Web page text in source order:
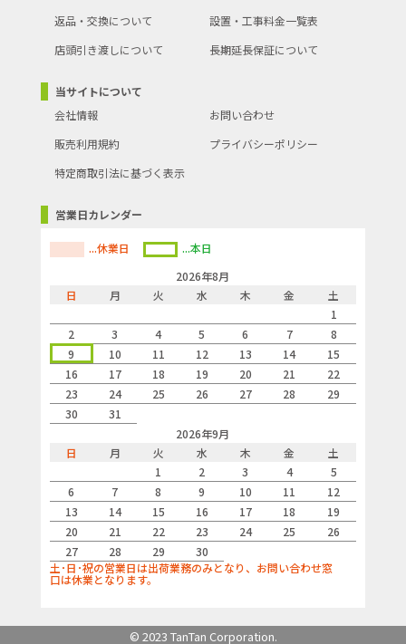
返品・交換について
設置・工事料金一覧表
店頭引き渡しについて
長期延長保証について
当サイトについて
会社情報
お問い合わせ
販売利用規約
プライバシーポリシー
特定商取引法に基づく表示
営業日カレンダー
...休業日
...本日
2026年8月
日
月 火 水 木 金
土
1
2
3 4 5 6 7
8
9
10 11 12 13 14
15
16
17 18 19 20 21
22
23
24 25 26 27 28
29
30
31
2026年9月
日
月 火 水 木 金
土
1
2 3 4
5
6
7 8 9 10 11
12
13
14 15 16 17 18
19
20
21 22 23 24 25
26
27
28 29
30
土･日･祝の営業日は出荷業務のみとなり、お問い合わせ窓
口は休業となります。
© 2023 TanTan Corporation.